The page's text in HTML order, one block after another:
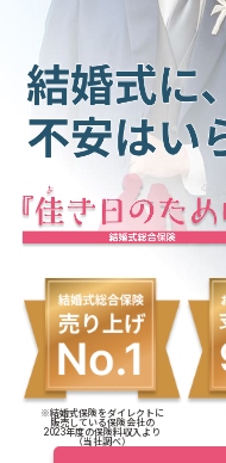
※結婚式保険をダイレクトに
販売している保険会社の
2023年度の保険料収入より
（当社調べ）